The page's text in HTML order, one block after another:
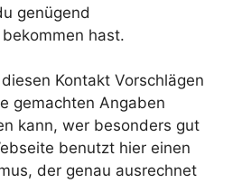
genügend
hast.
Kontakt Vorschlägen
gemachten Angaben
kann, wer besonders gut
benutzt hier einen
der genau ausrechnet